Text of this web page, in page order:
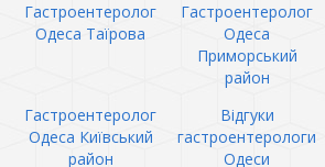
Гастроентеролог
Одеса Таїрова
Гастроентеролог
Одеса
Приморський
район
Гастроентеролог
Одеса Київський
район
Відгуки
гастроентерологи
Одеси